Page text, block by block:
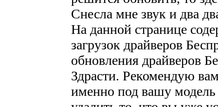
Снесла мне звук и два
На данной странице
загрузок драйверов
обновления драйверов
Здрасти. Рекомендую
именно под вашу